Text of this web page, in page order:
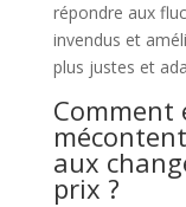
répondre aux
invendus et
plus justes et
Comment
aux
prix ?